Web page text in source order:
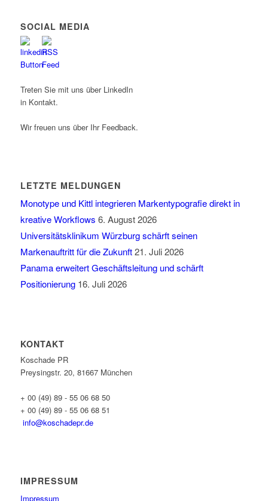
SOCIAL MEDIA
Treten Sie mit uns über LinkedIn
in Kontakt.
Wir freuen uns über Ihr Feedback.
LETZTE MELDUNGEN
Monotype und Kittl integrieren Markentypografie direkt in
kreative Workflows 6. August 2026
Universitätsklinikum Würzburg schärft seinen
Markenauftritt für die Zukunft 21. Juli 2026
Panama erweitert Geschäftsleitung und schärft
Positionierung 16. Juli 2026
KONTAKT
Koschade PR
Preysingstr. 20, 81667 München
+ 00 (49) 89 - 55 06 68 50
+ 00 (49) 89 - 55 06 68 51
info@koschadepr.de
IMPRESSUM
Impressum